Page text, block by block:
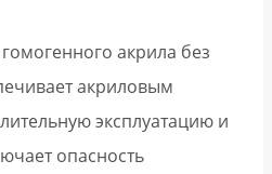
акрила без
акриловым
эксплуатацию и
опасность